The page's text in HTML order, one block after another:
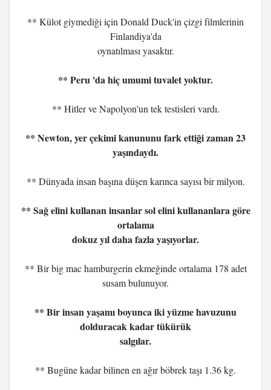
** Külot giymediği için Donald Duck'in çizgi filmlerinin
Finlandiya'da
oynatılması yasaktır.
** Peru 'da hiç umumi tuvalet yoktur.
** Hitler ve Napolyon'un tek testisleri vardı.
** Newton, yer çekimi kanununu fark ettiği zaman 23
yaşındaydı.
** Dünyada insan başına düşen karınca sayısı bir milyon.
** Sağ elini kullanan insanlar sol elini kullananlara göre
ortalama
dokuz yıl daha fazla yaşıyorlar.
** Bir big mac hamburgerin ekmeğinde ortalama 178 adet
susam bulunuyor.
** Bir insan yaşamı boyunca iki yüzme havuzunu
dolduracak kadar tükürük
salgılar.
** Bugüne kadar bilinen en ağır böbrek taşı 1.36 kg.